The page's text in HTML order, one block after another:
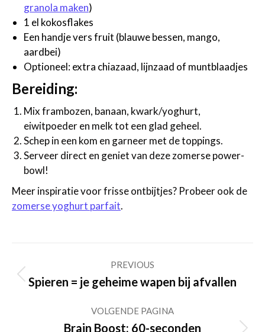
granola maken)
1 el kokosflakes
Een handje vers fruit (blauwe bessen, mango,
aardbei)
Optioneel: extra chiazaad, lijnzaad of muntblaadjes
Bereiding:
Mix frambozen, banaan, kwark/yoghurt,
eiwitpoeder en melk tot een glad geheel.
Schep in een kom en garneer met de toppings.
Serveer direct en geniet van deze zomerse power-
bowl!
Meer inspiratie voor frisse ontbijtjes? Probeer ook de
zomerse yoghurt parfait.
navigation
PREVIOUS
Previous
Spieren = je geheime wapen bij afvallen
VOLGENDE PAGINA
Brain Boost: 60-seconden